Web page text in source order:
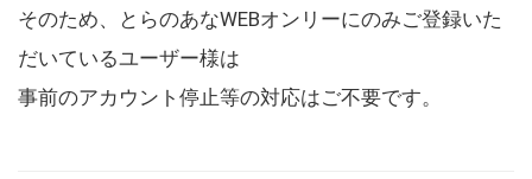
そのため、とらのあなWEBオンリーにのみご登録いた
だいているユーザー様は
事前のアカウント停止等の対応はご不要です。